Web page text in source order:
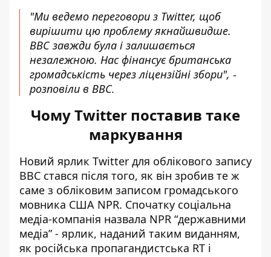
"Ми ведемо переговори з Twitter, щоб
вирішити цю проблему якнайшвидше.
BBC завжди була і залишається
незалежною. Нас фінансує британська
громадськість через ліцензійні збори", -
розповіли в BBC.
Чому Twitter поставив таке
маркування
Новий ярлик Twitter для облікового запису
BBC стався після того, як він зробив те ж
саме з обліковим записом громадського
мовника США NPR. Спочатку соціальна
медіа-компанія назвала NPR “державними
медіа” - ярлик, наданий таким виданням,
як російська пропагандистська RT і